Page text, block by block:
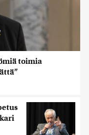
toimia